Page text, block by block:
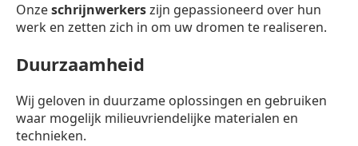
Onzeschrijnwerkerszijn gepassioneerd over hun
werk en zetten zich in om uw dromen te realiseren.
Duurzaamheid
Wij geloven in duurzame oplossingen en gebruiken
waar mogelijk milieuvriendelijke materialen en
technieken.